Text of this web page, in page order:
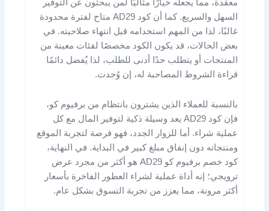
معقدة، مما يجعله خيارًا مثاليًا لمن يبحثون عن التوفير
السهل والسريع. كما أن كود AD29 متاح لفترة محدودة
غالبًا، لذا من المهم استخدامه قبل انتهاء صلاحيته. في
بعض الحالات، قد يكون الكود مخصصًا لفئات معينة من
المنتجات أو يتطلب حدًا أدنى للطلب، لذا يُفضل دائمًا
قراءة الشروط المصاحبة له، إن وُجدت.
بالنسبة للعملاء الذين يشترون بانتظام من برفيوم كو،
فإن كود AD29 يعد وسيلة ذكية لتوفير المال مع كل
عملية شراء. أما للزوار الجدد، فهو فرصة لتجربة الموقع
ومنتجاته دون إنفاق مبلغ كبير في البداية. في النهاية،
كود خصم برفيوم كو AD29 هو أكثر من مجرد عرض
ترويجي؛ إنه أداة عملية لشراء العطور الفاخرة بأسعار
أكثر مرونة، مما يعزز من تجربة التسوق بشكل عام.